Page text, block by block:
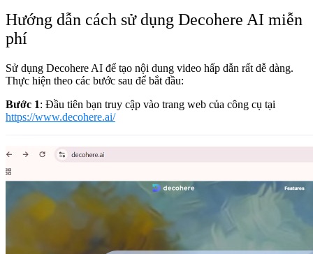
Hướng dẫn cách sử dụng Decohere AI miễn
phí
Sử dụng Decohere AI để tạo nội dung video hấp dẫn rất dễ dàng.
Thực hiện theo các bước sau để bắt đầu:
Bước 1: Đầu tiên bạn truy cập vào trang web của công cụ tại
https://www.decohere.ai/